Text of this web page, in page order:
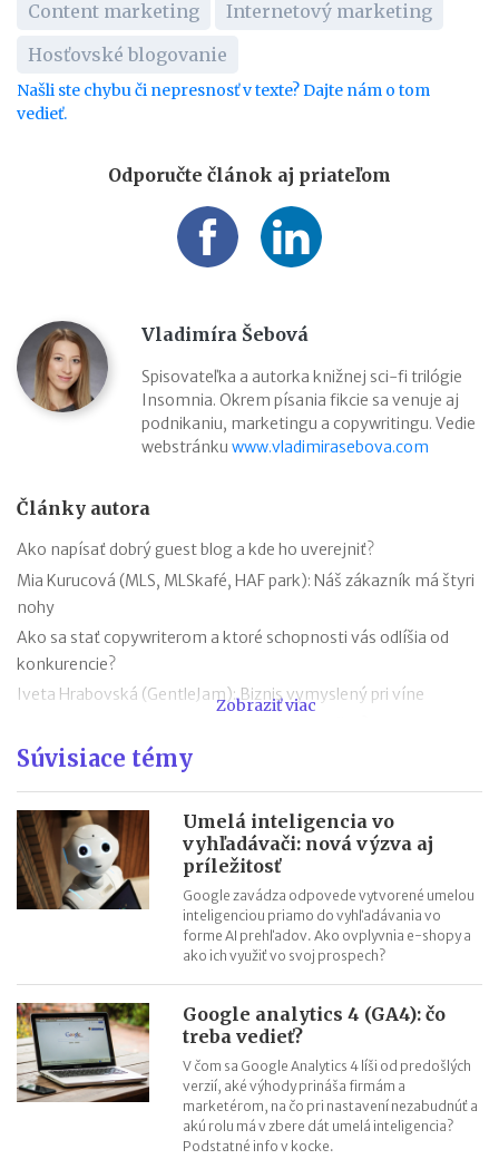
Content marketing
Internetový marketing
Hosťovské blogovanie
Našli ste chybu či nepresnosť v texte? Dajte nám o tom
vedieť.
Odporučte článok aj priateľom
Vladimíra Šebová
Spisovateľka a autorka knižnej sci-fi trilógie
Insomnia. Okrem písania fikcie sa venuje aj
podnikaniu, marketingu a copywritingu. Vedie
webstránku www.vladimirasebova.com
Články autora
Ako napísať dobrý guest blog a kde ho uverejniť?
Mia Kurucová (MLS, MLSkafé, HAF park): Náš zákazník má štyri
nohy
Ako sa stať copywriterom a ktoré schopnosti vás odlíšia od
konkurencie?
Iveta Hrabovská (GentleJam): Biznis vymyslený pri víne
mile - Etické oblečenie pre malých i veľkých
Čo je ghostwriting a ako sa odlišuje od copywritingu?
Kto je ghostwriter a kedy si ho najať na napísanie knihy?
Prečo napísať knihu? 7 dôvodov, ktoré by vás mohli presvedčiť
Zobraziť viac
Súvisiace témy
Umelá inteligencia vo
vyhľadávači: nová výzva aj
príležitosť
Google zavádza odpovede vytvorené umelou
inteligenciou priamo do vyhľadávania vo
forme AI prehľadov. Ako ovplyvnia e-shopy a
ako ich využiť vo svoj prospech?
Google analytics 4 (GA4): čo
treba vedieť?
V čom sa Google Analytics 4 líši od predošlých
verzií, aké výhody prináša firmám a
marketérom, na čo pri nastavení nezabudnúť a
akú rolu má v zbere dát umelá inteligencia?
Podstatné info v kocke.